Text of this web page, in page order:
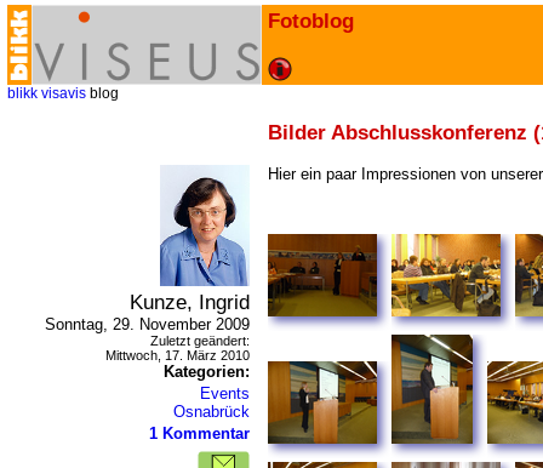
Fotoblog
blikk visavis blog
Bilder Abschlusskonferenz
Kunze, Ingrid
Sonntag, 29. November 2009
Zuletzt geändert:
Mittwoch, 17. März 2010
Kategorien:
Events
Osnabrück
1 Kommentar
Hier ein paar Impressionen von